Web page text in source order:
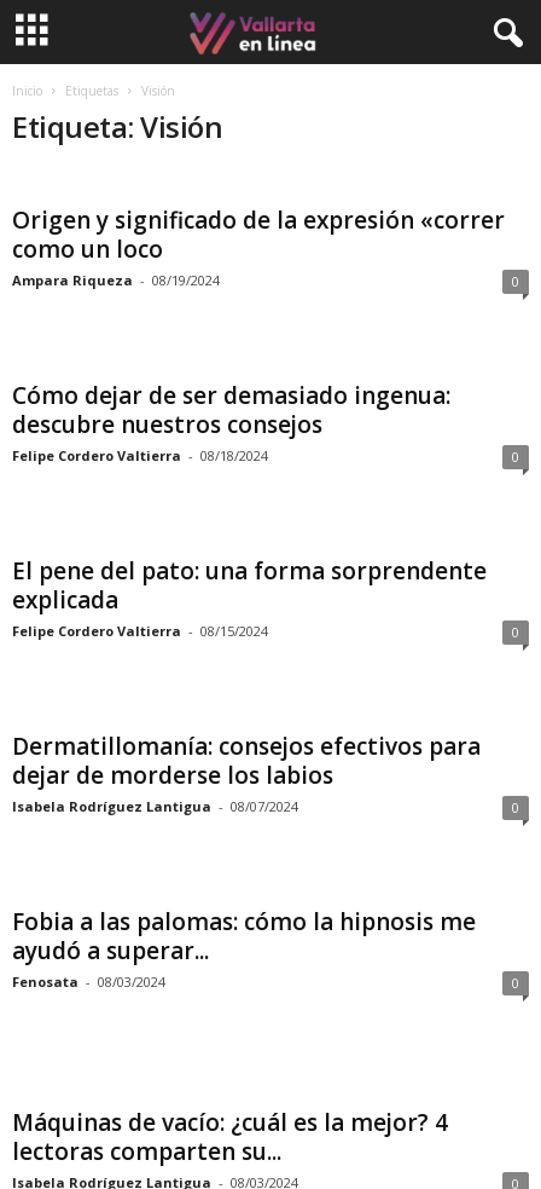
Inicio Etiquetas Visión
Etiqueta: Visión
Origen y significado de la expresión «correr
como un loco
Ampara Riqueza - 08/19/2024 0
Cómo dejar de ser demasiado ingenua:
descubre nuestros consejos
Felipe Cordero Valtierra - 08/18/2024 0
El pene del pato: una forma sorprendente
explicada
Felipe Cordero Valtierra - 08/15/2024 0
Dermatillomanía: consejos efectivos para
dejar de morderse los labios
Isabela Rodríguez Lantigua - 08/07/2024 0
Fobia a las palomas: cómo la hipnosis me
ayudó a superar...
Fenosata - 08/03/2024 0
Máquinas de vacío: ¿cuál es la mejor? 4
lectoras comparten su...
Isabela Rodríguez Lantigua - 08/03/2024 0